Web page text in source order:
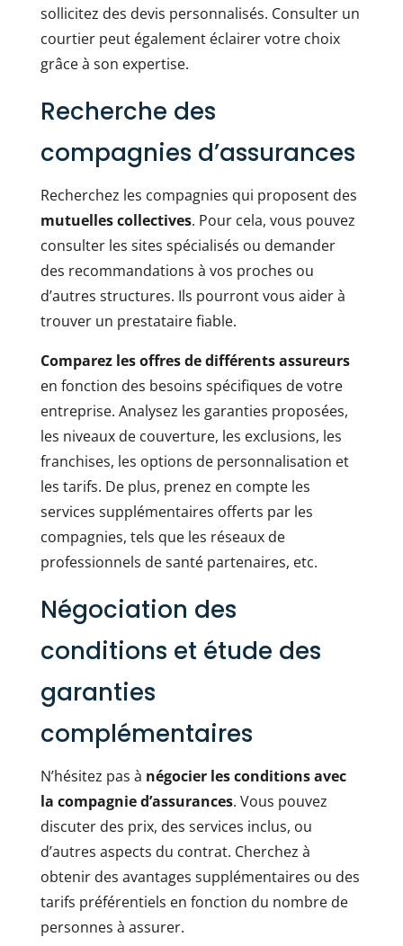
sollicitez des devis personnalisés. Consulter un
courtier peut également éclairer votre choix
grâce à son expertise.
Recherche des
compagnies d’assurances
Recherchez les compagnies qui proposent des
mutuelles collectives. Pour cela, vous pouvez
consulter les sites spécialisés ou demander
des recommandations à vos proches ou
d’autres structures. Ils pourront vous aider à
trouver un prestataire fiable.
Comparez les offres de différents assureurs
en fonction des besoins spécifiques de votre
entreprise. Analysez les garanties proposées,
les niveaux de couverture, les exclusions, les
franchises, les options de personnalisation et
les tarifs. De plus, prenez en compte les
services supplémentaires offerts par les
compagnies, tels que les réseaux de
professionnels de santé partenaires, etc.
Négociation des
conditions et étude des
garanties
complémentaires
N’hésitez pas à négocier les conditions avec
la compagnie d’assurances. Vous pouvez
discuter des prix, des services inclus, ou
d’autres aspects du contrat. Cherchez à
obtenir des avantages supplémentaires ou des
tarifs préférentiels en fonction du nombre de
personnes à assurer.